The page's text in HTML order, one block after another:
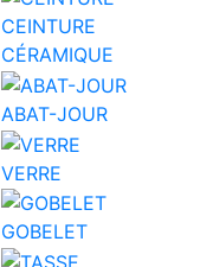
CEINTURE
CÉRAMIQUE
ABAT-JOUR
VERRE
GOBELET